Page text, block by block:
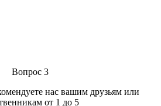
Вопрос 3
нас вашим друзьям или
от 1 до 5